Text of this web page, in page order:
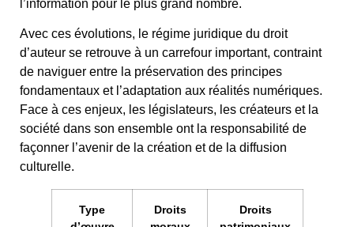
l’information pour le plus grand nombre.
Avec ces évolutions, le régime juridique du droit
d’auteur se retrouve à un carrefour important, contraint
de naviguer entre la préservation des principes
fondamentaux et l’adaptation aux réalités numériques.
Face à ces enjeux, les législateurs, les créateurs et la
société dans son ensemble ont la responsabilité de
façonner l’avenir de la création et de la diffusion
culturelle.
Type
Droits
Droits